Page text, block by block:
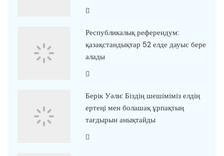
Республикалық референдум:
қазақстандықтар 52 елде дауыс бере
алады
Берік Уәли: Біздің шешіміміз елдің
ертеңі мен болашақ ұрпақтың
тағдырын анықтайды